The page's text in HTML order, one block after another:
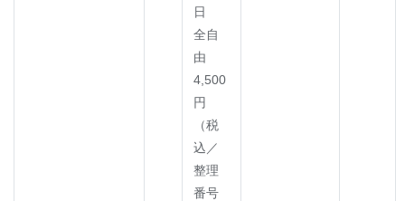
日
全自
由
4,500
円
（税
込／
整理
番号